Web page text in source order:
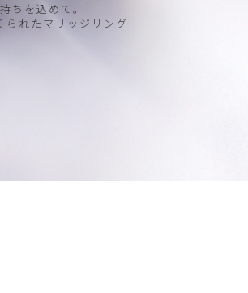
ちを込めて。
れたマリッジリング